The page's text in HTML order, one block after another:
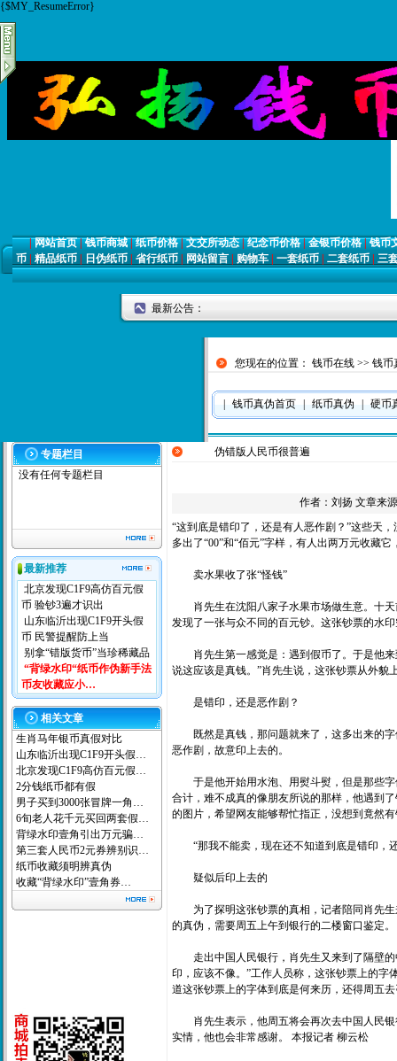
{$MY_ResumeError}
|网站首页|钱币商城|纸币价格|文交所动态|纪念币价格|金银币价格|钱币
币 | 精品纸币 | 日伪纸币 | 省行纸币 | 网站留言 | 购物车 | 一套纸币 | 二套纸币 | 三
最新公告：
您现在的位置： 钱币在线>> 钱币
| 钱币真伪首页 | 纸币真伪 | 硬币
专题栏目
没有任何专题栏目
最新推荐
北京发现C1F9高仿百元假
币 验钞3遍才识出
山东临沂出现C1F9开头假
币 民警提醒防上当
别拿“错版货币”当珍稀藏品
“背绿水印“纸币作伪新手法
币友收藏应小…
相关文章
生肖马年银币真假对比
山东临沂出现C1F9开头假…
北京发现C1F9高仿百元假…
2分钱纸币都有假
男子买到3000张冒牌一角…
6旬老人花千元买回两套假…
背绿水印壹角引出万元骗…
第三套人民币2元券辨别识…
纸币收藏须明辨真伪
收藏“背绿水印”壹角券…
伪错版人民币很普遍
作者： 刘扬 文章来
“这到底是错印了，还是有人恶作剧？”这些天
多出了“00”和“佰元”字样，有人出两万元收藏
卖水果收了张“怪钱”
肖先生在沈阳八家子水果市场做生意。十天
发现了一张与众不同的百元钞。这张钞票的水
肖先生第一感觉是：遇到假币了。于是他来
说这应该是真钱。”肖先生说，这张钞票从外貌
是错印，还是恶作剧？
既然是真钱，那问题就来了，这多出来的字
恶作剧，故意印上去的。
于是他开始用水泡、用熨斗熨，但是那些字
合计，难不成真的像朋友所说的那样，他遇到
的图片，希望网友能够帮忙指正，没想到竟然
“那我不能卖，现在还不知道到底是错印，
疑似后印上去的
为了探明这张钞票的真相，记者陪同肖先生
的真伪，需要周五上午到银行的二楼窗口鉴定。
走出中国人民银行，肖先生又来到了隔壁的
印，应该不像。”工作人员称，这张钞票上的
道这张钞票上的字体到底是何来历，还得周五
肖先生表示，他周五将会再次去中国人民银
实情，他也会非常感谢。 本报记者 柳云松